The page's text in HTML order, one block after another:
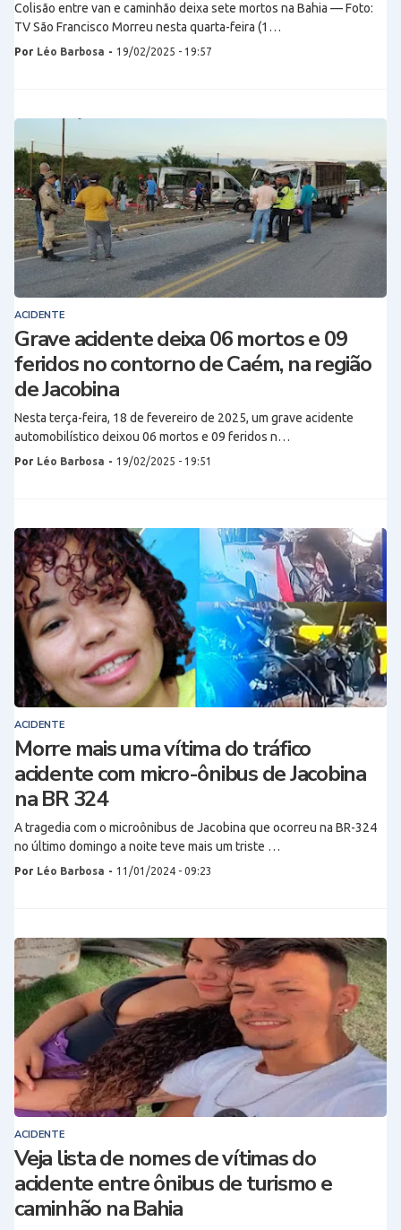
Colisão entre van e caminhão deixa sete mortos na Bahia — Foto:
TV São Francisco Morreu nesta quarta-feira (1…
Por Léo Barbosa - 19/02/2025 - 19:57
ACIDENTE
Grave acidente deixa 06 mortos e 09
feridos no contorno de Caém, na região
de Jacobina
Nesta terça-feira, 18 de fevereiro de 2025, um grave acidente
automobilístico deixou 06 mortos e 09 feridos n…
Por Léo Barbosa - 19/02/2025 - 19:51
ACIDENTE
Morre mais uma vítima do tráfico
acidente com micro-ônibus de Jacobina
na BR 324
A tragedia com o microônibus de Jacobina que ocorreu na BR-324
no último domingo a noite teve mais um triste …
Por Léo Barbosa - 11/01/2024 - 09:23
ACIDENTE
Veja lista de nomes de vítimas do
acidente entre ônibus de turismo e
caminhão na Bahia